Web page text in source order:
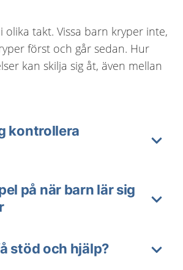
olika takt. Vissa barn kryper inte,
först och går sedan. Hur
kan skilja sig åt, även mellan
kontrollera
på när barn lär sig
stöd och hjälp?